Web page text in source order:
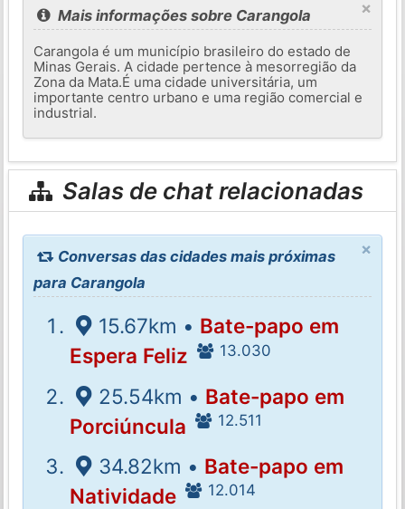
×
Mais informações sobre Carangola
Carangola é um município brasileiro do estado de
Minas Gerais. A cidade pertence à mesorregião da
Zona da Mata.É uma cidade universitária, um
importante centro urbano e uma região comercial e
industrial.
Salas de chat relacionadas
×
Conversas das cidades mais próximas
para Carangola
15.67km • Bate-papo em
Espera Feliz
13.030
25.54km • Bate-papo em
Porciúncula
12.511
34.82km • Bate-papo em
Natividade
12.014